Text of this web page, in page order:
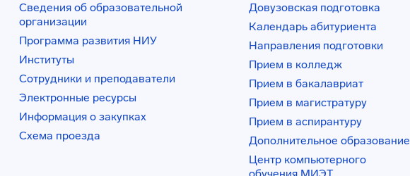
Сведения об образовательной
организации
Программа развития НИУ
Институты
Сотрудники и преподаватели
Электронные ресурсы
Информация о закупках
Схема проезда
Довузовская подготовка
Календарь абитуриента
Направления подготовки
Прием в колледж
Прием в бакалавриат
Прием в магистратуру
Прием в аспирантуру
Дополнительное образование
Центр компьютерного